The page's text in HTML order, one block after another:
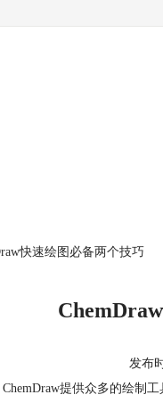
快速绘图必备两个技巧
发布
提供众多的绘制